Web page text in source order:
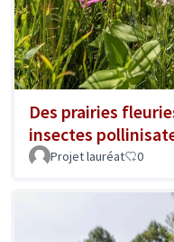
Des prairies
insectes
Projet lauréat 0